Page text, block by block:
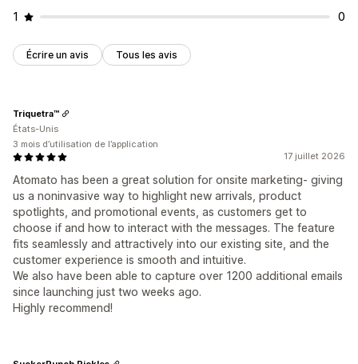
1
0
Écrire un avis Tous les avis
17 juillet 2026
Atomato has been a great solution for onsite marketing- giving
us a noninvasive way to highlight new arrivals, product
spotlights, and promotional events, as customers get to
choose if and how to interact with the messages. The feature
fits seamlessly and attractively into our existing site, and the
customer experience is smooth and intuitive.
We also have been able to capture over 1200 additional emails
since launching just two weeks ago.
Highly recommend!
Triquetra™
États-Unis
3 mois d’utilisation de l’application